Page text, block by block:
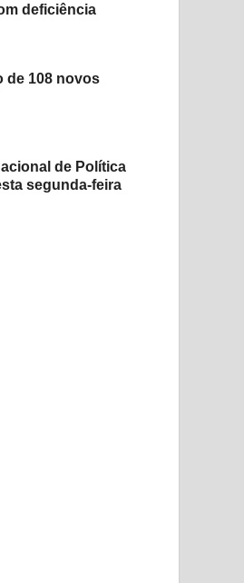
deficiência
de 108 novos
de Política
segunda-feira